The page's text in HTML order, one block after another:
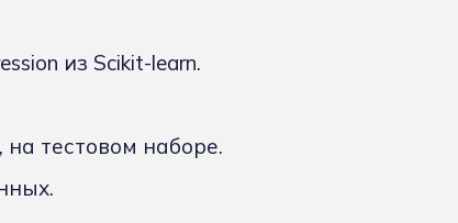
из Scikit-learn.
на тестовом наборе.